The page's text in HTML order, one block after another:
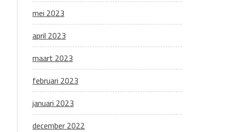
mei 2023
april 2023
maart 2023
februari 2023
januari 2023
december 2022